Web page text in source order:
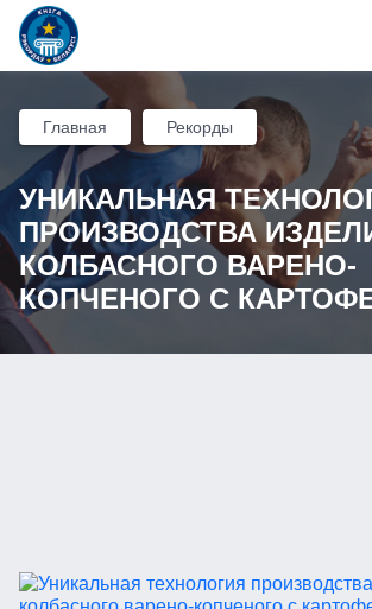
Главная Рекорды
УНИКАЛЬНАЯ
ПРОИЗВОДСТВА
КОЛБАСНОГО ВАРЕНО-
КОПЧЕНОГО С